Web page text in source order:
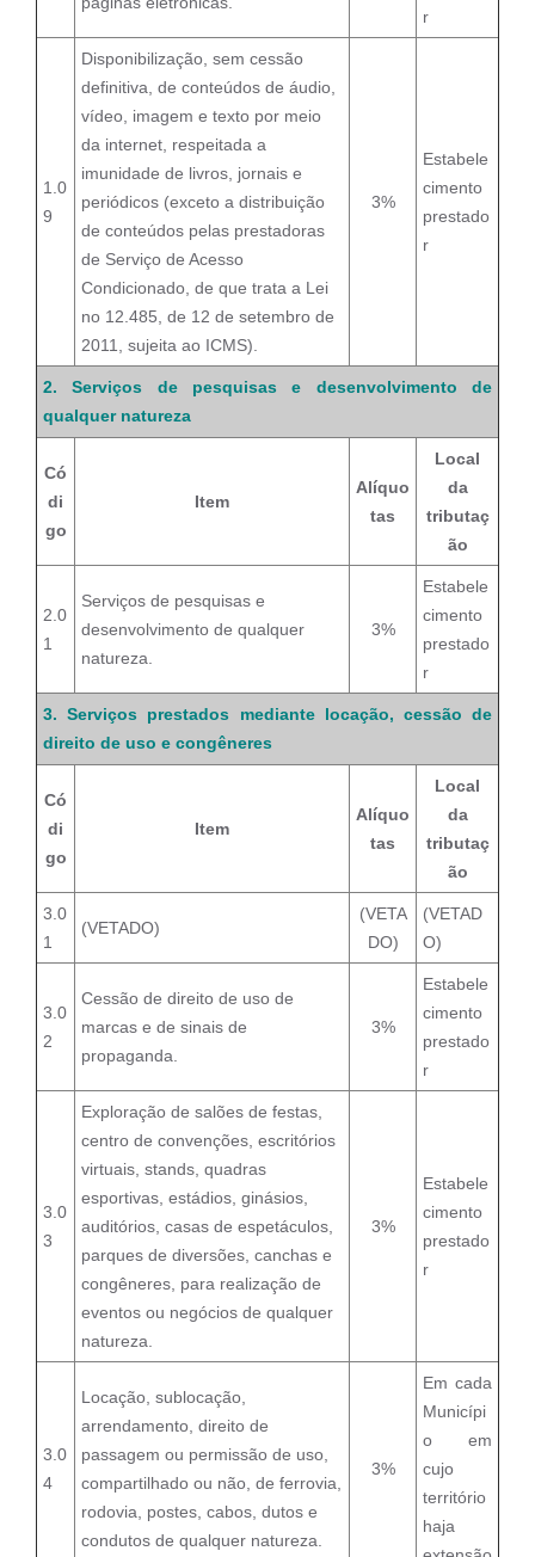
r
1.0
9
Disponibilização, sem cessão
definitiva, de conteúdos de áudio,
vídeo, imagem e texto por meio
da internet, respeitada a
imunidade de livros, jornais e
periódicos (exceto a distribuição
de conteúdos pelas prestadoras
de Serviço de Acesso
Condicionado, de que trata a Lei
no 12.485, de 12 de setembro de
2011, sujeita ao ICMS).
3%
Estabele
cimento
prestado
r
2. Serviços de pesquisas e desenvolvimento de
qualquer natureza
Có
di
go
Item
Alíquo
tas
Local
da
tributaç
ão
2.0
1
Serviços de pesquisas e
desenvolvimento de qualquer
natureza.
3%
Estabele
cimento
prestado
r
3. Serviços prestados mediante locação, cessão de
direito de uso e congêneres
Có
di
go
Item
Alíquo
tas
Local
da
tributaç
ão
3.0
1
(VETADO)
(VETA
DO)
(VETAD
O)
3.0
2
Cessão de direito de uso de
marcas e de sinais de
propaganda.
3%
Estabele
cimento
prestado
r
3.0
3
Exploração de salões de festas,
centro de convenções, escritórios
virtuais, stands, quadras
esportivas, estádios, ginásios,
auditórios, casas de espetáculos,
parques de diversões, canchas e
congêneres, para realização de
eventos ou negócios de qualquer
natureza.
3%
Estabele
cimento
prestado
r
3.0
4
Locação, sublocação,
arrendamento, direito de
passagem ou permissão de uso,
compartilhado ou não, de ferrovia,
rodovia, postes, cabos, dutos e
condutos de qualquer natureza.
3%
Em cada
Municípi
o em
cujo
território
haja